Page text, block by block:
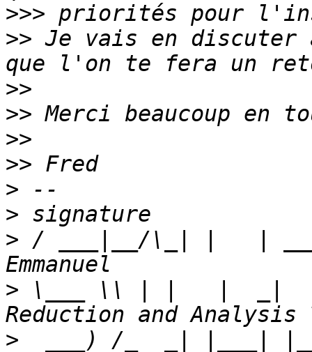
>>>
>> Je vais en discuter
>>
>>
>>
>>
>
>
> / ___|__/\_| |   |
> \___ \\ | |   |  _|  |
> ___) /_  _| |___|